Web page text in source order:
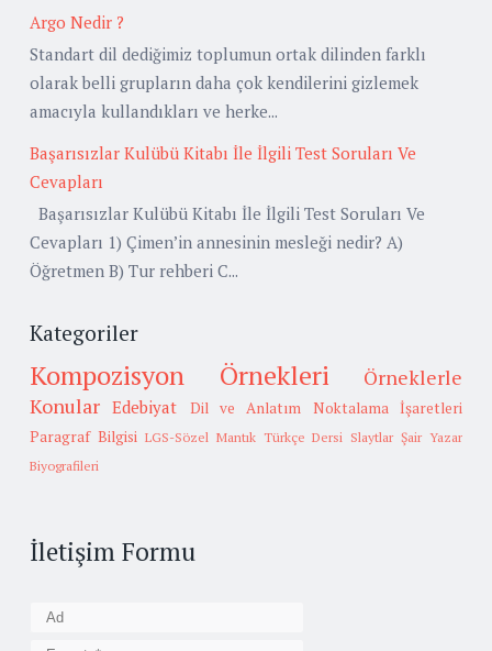
Argo Nedir ?
Standart dil dediğimiz toplumun ortak dilinden farklı
olarak belli grupların daha çok kendilerini gizlemek
amacıyla kullandıkları ve herke...
Başarısızlar Kulübü Kitabı İle İlgili Test Soruları Ve
Cevapları
Başarısızlar Kulübü Kitabı İle İlgili Test Soruları Ve
Cevapları 1) Çimen’in annesinin mesleği nedir? A)
Öğretmen B) Tur rehberi C...
Kategoriler
Kompozisyon Örnekleri
Örneklerle
Konular Edebiyat Dil ve Anlatım
Noktalama İşaretleri
Paragraf Bilgisi LGS-Sözel Mantık Türkçe Dersi Slaytlar Şair Yazar
Biyografileri
İletişim Formu